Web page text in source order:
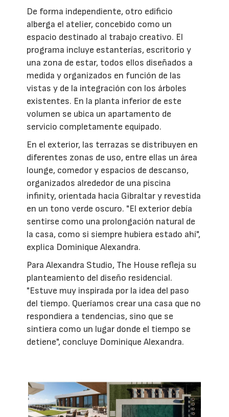
De forma independiente, otro edificio
alberga el atelier, concebido como un
espacio destinado al trabajo creativo. El
programa incluye estanterías, escritorio y
una zona de estar, todos ellos diseñados a
medida y organizados en función de las
vistas y de la integración con los árboles
existentes. En la planta inferior de este
volumen se ubica un apartamento de
servicio completamente equipado.
En el exterior, las terrazas se distribuyen en
diferentes zonas de uso, entre ellas un área
lounge, comedor y espacios de descanso,
organizados alrededor de una piscina
infinity, orientada hacia Gibraltar y revestida
en un tono verde oscuro. "El exterior debía
sentirse como una prolongación natural de
la casa, como si siempre hubiera estado ahí",
explica Dominique Alexandra.
Para Alexandra Studio, The House refleja su
planteamiento del diseño residencial.
"Estuve muy inspirada por la idea del paso
del tiempo. Queríamos crear una casa que no
respondiera a tendencias, sino que se
sintiera como un lugar donde el tiempo se
detiene", concluye Dominique Alexandra.